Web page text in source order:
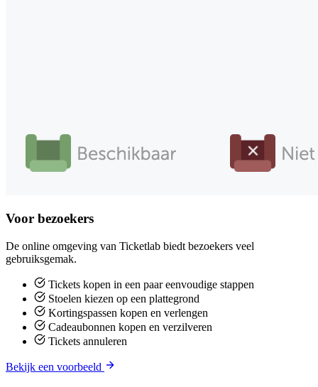
Voor bezoekers
De online omgeving van Ticketlab biedt bezoekers veel
gebruiksgemak.
Tickets kopen in een paar eenvoudige stappen
Stoelen kiezen op een plattegrond
Kortingspassen kopen en verlengen
Cadeaubonnen kopen en verzilveren
Tickets annuleren
Bekijk een voorbeeld